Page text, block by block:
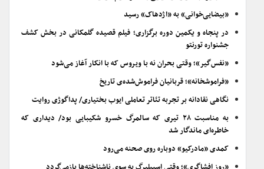
«بیضایی‌خوانی» به «اژدهاک» رسید
در پنجاه و یکمین دوره برگزاری؛ فیلم قصیده گلمکانی در بخش کشف
جشنواره تورنتو
«نفس‌گیر»؛ وقتی بحران نه با ویروس که با انکار آغاز می‌شود
«فراموشخانه»؛ قربانیان فراموش‌شده‌ی تاریخ
نگاهی نقادانه بر تجربه تئاتر تعاملی ایوب بختیاری/ پداگوژی روایت
به مناسبت ۲۸ تیری که سالمرگ خسرو شکیبایی بود/ دیداری که
خاطره‌ای ماندگار شد
کمدی «مادرکیو» دوباره روی صحنه می‌رود